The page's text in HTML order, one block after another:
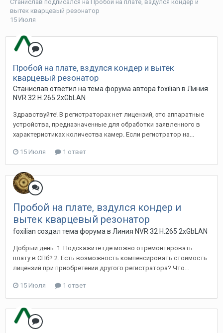
Станислав подписался на Пробой на плате, вздулся кондер и
вытек кварцевый резонатор
15 Июля
Пробой на плате, вздулся кондер и вытек
кварцевый резонатор
Станислав ответил на тема форума автора foxilian в Линия
NVR 32 H.265 2xGbLAN
Здравствуйте! В регистраторах нет лицензий, это аппаратные
устройства, предназначенные для обработки заявленного в
характеристиках количества камер. Если регистратор на...
15 Июля 1 ответ
Пробой на плате, вздулся кондер и
вытек кварцевый резонатор
foxilian создал тема форума в Линия NVR 32 H.265 2xGbLAN
Добрый день. 1. Подскажите где можно отремонтировать
плату в СПб? 2. Есть возможность компенсировать стоимость
лицензий при приобретении другого регистратора? Что...
15 Июля 1 ответ